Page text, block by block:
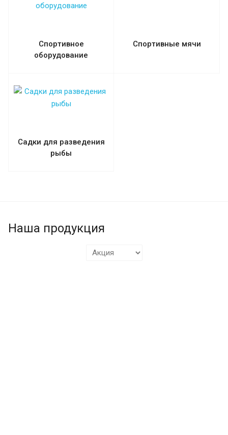
Спортивное
оборудование
Спортивные мячи
Садки для разведения
рыбы
Наша продукция